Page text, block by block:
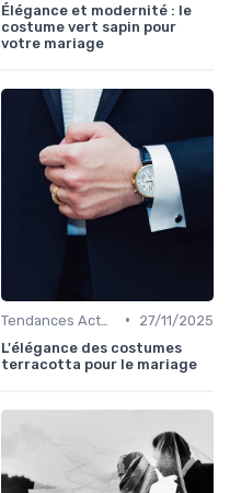
Élégance et modernité : le
costume vert sapin pour
votre mariage
•
27/11/2025
L'élégance des costumes
terracotta pour le mariage